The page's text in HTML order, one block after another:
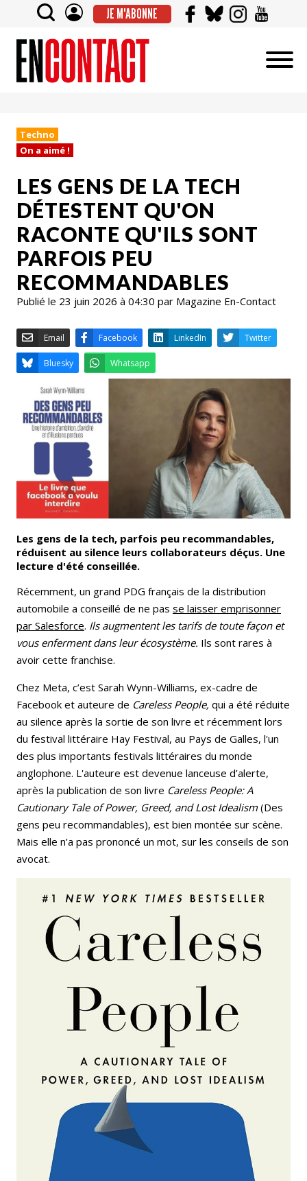
JE M'ABONNE
Techno
On a aimé !
LES GENS DE LA TECH
DÉTESTENT QU'ON
RACONTE QU'ILS SONT
PARFOIS PEU
RECOMMANDABLES
Publié le 23 juin 2026 à 04:30 par Magazine En-Contact
Email LinkedIn
Bluesky Whatsapp
Les gens de la tech, parfois peu recommandables,
réduisent au silence leurs collaborateurs déçus. Une
lecture d'été conseillée.
Récemment, un grand PDG français de la distribution
automobile a conseillé de ne pas se laisser emprisonner
par Salesforce. Ils augmentent les tarifs de toute façon et
vous enferment dans leur écosystème. Ils sont rares à
avoir cette franchise.
Chez Meta, c’est Sarah Wynn-Williams, ex-cadre de
Facebook et auteure de Careless People, qui a été réduite
au silence après la sortie de son livre et récemment lors
du festival littéraire Hay Festival, au Pays de Galles, l'un
des plus importants festivals littéraires du monde
anglophone. L'auteure est devenue lanceuse d’alerte,
après la publication de son livre Careless People: A
Cautionary Tale of Power, Greed, and Lost Idealism(Des
gens peu recommandables), est bien montée sur scène.
Mais elle n’a pas prononcé un mot, sur les conseils de son
avocat.